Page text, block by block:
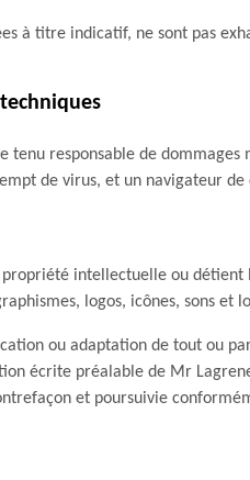
à titre indicatif, ne sont pas
tenu responsable de
de virus, et un navigateur
intellectuelle ou détient
logos, icônes, sons et
ou adaptation de tout ou
écrite préalable de Mr
et poursuivie